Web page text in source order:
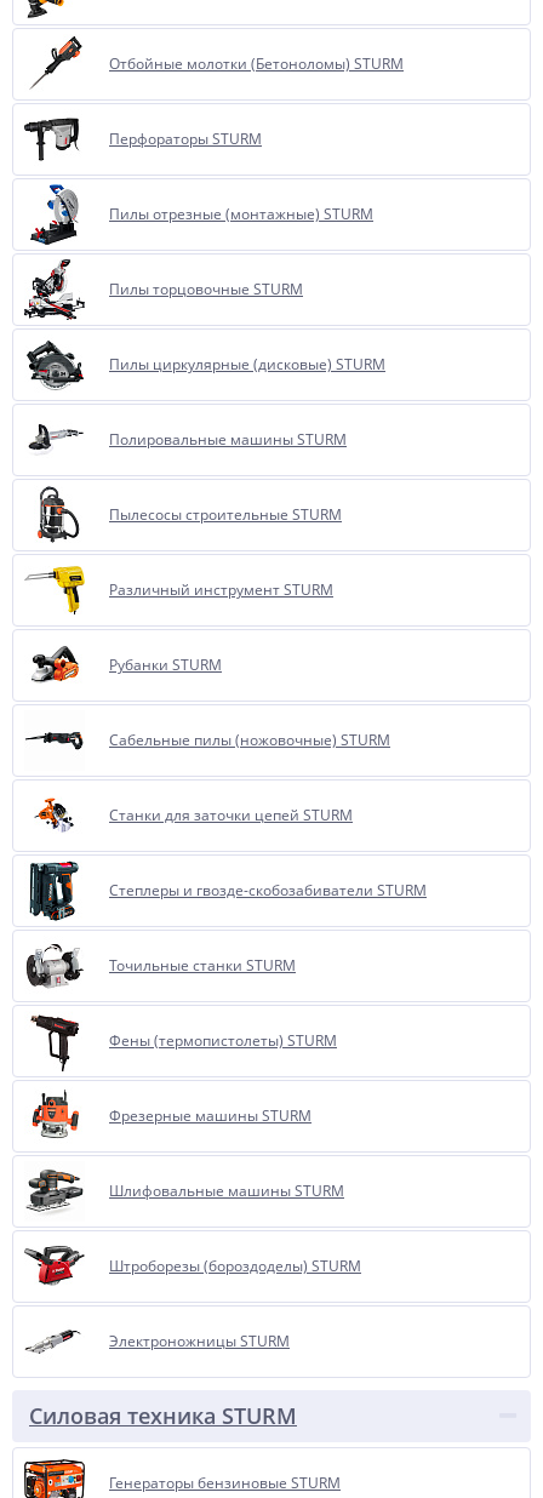
Отбойные молотки (Бетоноломы) STURM
Перфораторы STURM
Пилы отрезные (монтажные) STURM
Пилы торцовочные STURM
Пилы циркулярные (дисковые) STURM
Полировальные машины STURM
Пылесосы строительные STURM
Различный инструмент STURM
Рубанки STURM
Сабельные пилы (ножовочные) STURM
Станки для заточки цепей STURM
Степлеры и гвозде-скобозабиватели STURM
Точильные станки STURM
Фены (термопистолеты) STURM
Фрезерные машины STURM
Шлифовальные машины STURM
Штроборезы (бороздоделы) STURM
Электроножницы STURM
Силовая техника STURM
Генераторы бензиновые STURM